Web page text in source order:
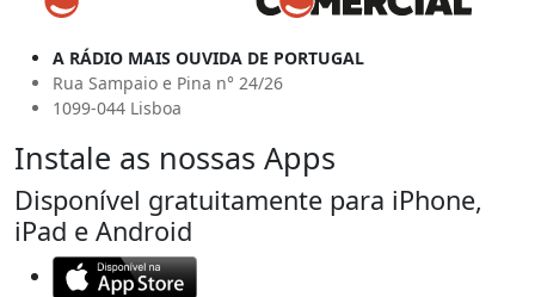
A RÁDIO MAIS OUVIDA DE PORTUGAL
Rua Sampaio e Pina n° 24/26
1099-044 Lisboa
Instale as nossas Apps
Disponível gratuitamente para iPhone,
iPad e Android